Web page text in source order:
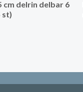
cm delrin delbar 6
st)